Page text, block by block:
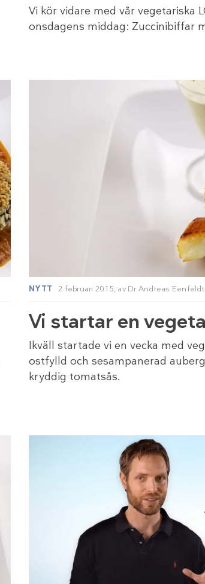
Vi kör vidare med vår vegetariska
onsdagens middag: Zuccinibiffar
NYTT 2 februari 2015, av Dr Andreas Eenfeldt
Vi startar en
Ikväll startade vi en vecka med
ostfylld och sesampanerad
kryddig tomatsås.